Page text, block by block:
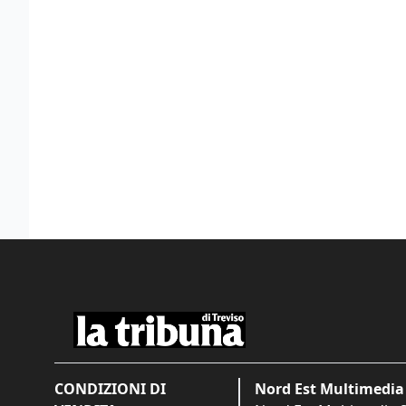
CONDIZIONI DI
Nord Est Multimedia